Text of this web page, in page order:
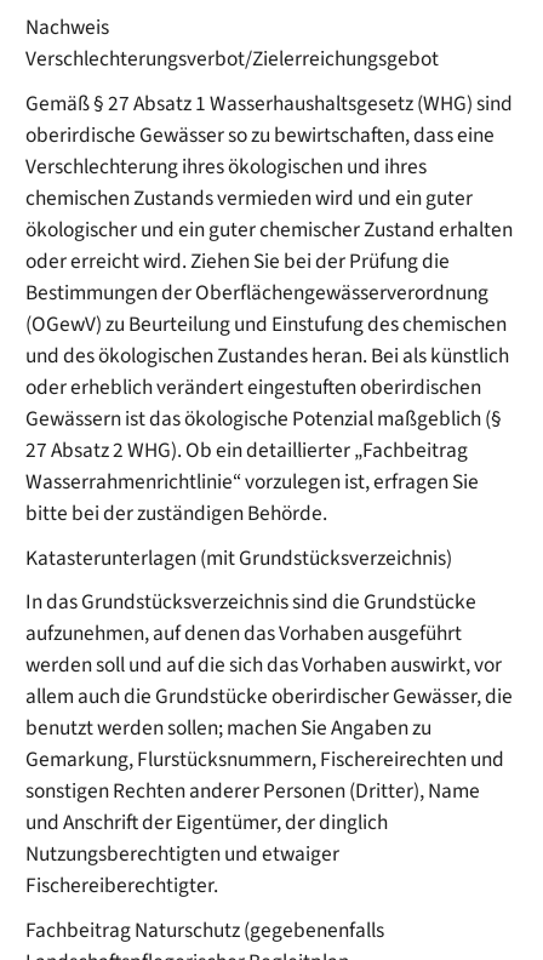
Nachweis
Verschlechterungsverbot/Zielerreichungsgebot
Gemäß § 27 Absatz 1 Wasserhaushaltsgesetz (WHG) sind
oberirdische Gewässer so zu bewirtschaften, dass eine
Verschlechterung ihres ökologischen und ihres
chemischen Zustands vermieden wird und ein guter
ökologischer und ein guter chemischer Zustand erhalten
oder erreicht wird. Ziehen Sie bei der Prüfung die
Bestimmungen der Oberflächengewässerverordnung
(OGewV) zu Beurteilung und Einstufung des chemischen
und des ökologischen Zustandes heran. Bei als künstlich
oder erheblich verändert eingestuften oberirdischen
Gewässern ist das ökologische Potenzial maßgeblich (§
27 Absatz 2 WHG). Ob ein detaillierter „Fachbeitrag
Wasserrahmenrichtlinie“ vorzulegen ist, erfragen Sie
bitte bei der zuständigen Behörde.
Katasterunterlagen (mit Grundstücksverzeichnis)
In das Grundstücksverzeichnis sind die Grundstücke
aufzunehmen, auf denen das Vorhaben ausgeführt
werden soll und auf die sich das Vorhaben auswirkt, vor
allem auch die Grundstücke oberirdischer Gewässer, die
benutzt werden sollen; machen Sie Angaben zu
Gemarkung, Flurstücksnummern, Fischereirechten und
sonstigen Rechten anderer Personen (Dritter), Name
und Anschrift der Eigentümer, der dinglich
Nutzungsberechtigten und etwaiger
Fischereiberechtigter.
Fachbeitrag Naturschutz (gegebenenfalls